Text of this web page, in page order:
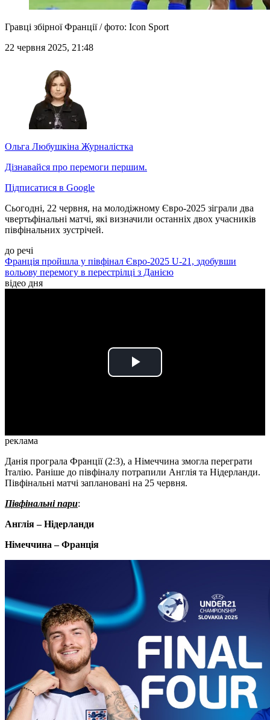
Гравці збірної Франції / фото: Icon Sport
22 червня 2025, 21:48
Ольга Любушкіна Журналістка
Дізнавайся про перемоги першим.
Підписатися в Google
Сьогодні, 22 червня, на молодіжному Євро-2025 зіграли два
чвертьфінальні матчі, які визначили останніх двох учасників
півфінальних зустрічей.
до речі
Франція пройшла у півфінал Євро-2025 U-21, здобувши
вольову перемогу в перестрілці з Данією
відео дня
Play
реклама
Данія програла Франції (2:3), а Німеччина змогла переграти
Італію. Раніше до півфіналу потрапили Англія та Нідерланди.
Півфінальні матчі заплановані на 25 червня.
Півфінальні пари:
Англія – Нідерланди
Німеччина – Франція